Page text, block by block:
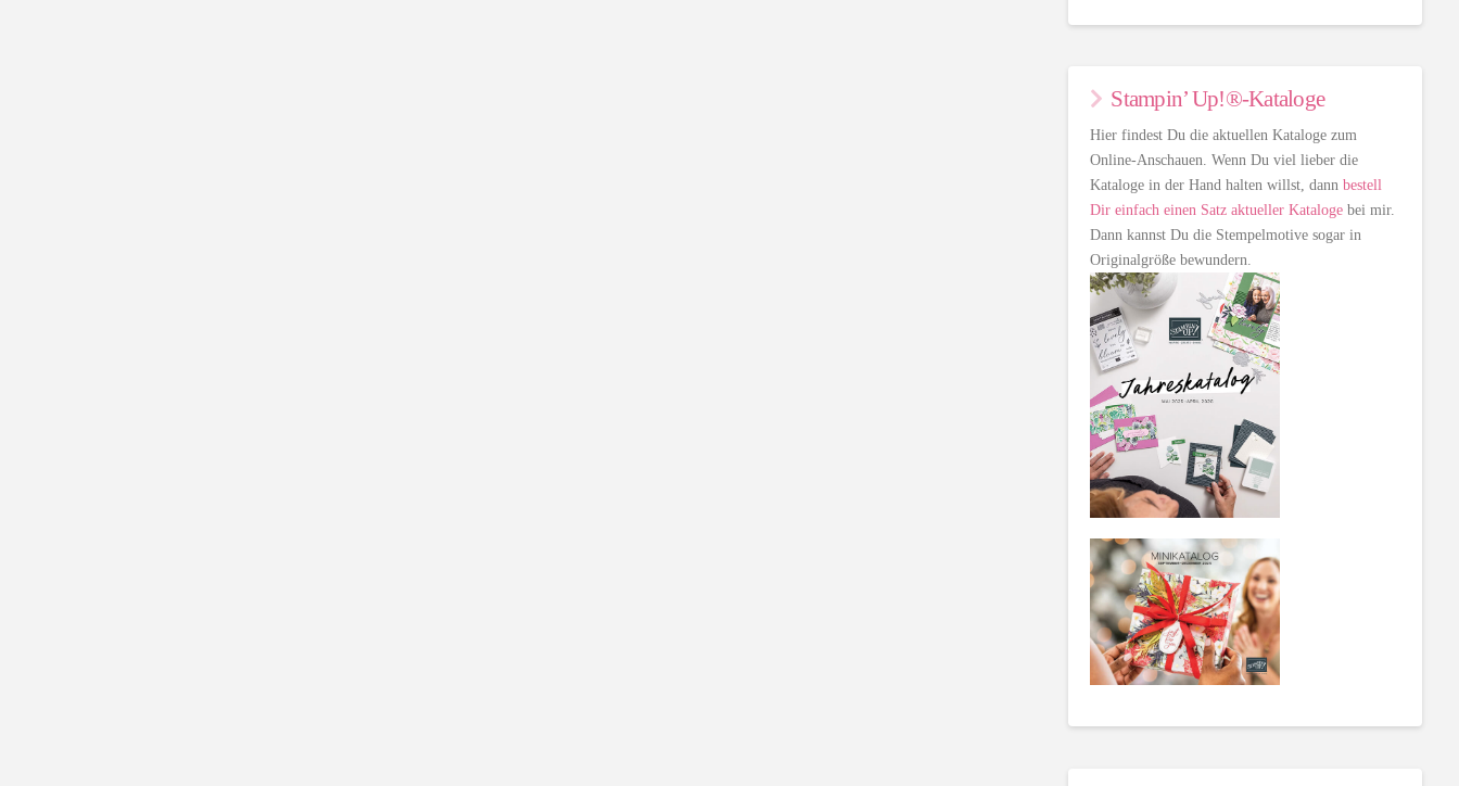
Stampin’ Up!®-Kataloge
Hier findest Du die aktuellen Kataloge zum
Online-Anschauen. Wenn Du viel lieber die
Kataloge in der Hand halten willst, dannbestell
Dir einfach einen Satz aktueller Kataloge bei mir.
Dann kannst Du die Stempelmotive sogar in
Originalgröße bewundern.